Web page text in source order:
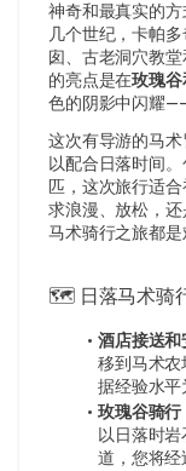
神奇和最真实的
几个世纪，卡帕
囱、古老洞穴教
的亮点是在玫瑰
色的阴影中闪耀
这次有导游的马
以配合日落时间
匹，这次旅行适
求浪漫、放松，
马术骑行之旅都是
🗺️ 日落马术骑
酒店接送
移到马术
据经验水平
玫瑰谷骑行
以日落时
道，您将经